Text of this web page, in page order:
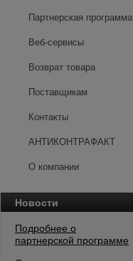
Партнерская программа
Веб-сервисы
Возврат товара
Поставщикам
Контакты
АНТИКОНТРАФАКТ
О компании
Новости
Подробнее о
партнерской программе